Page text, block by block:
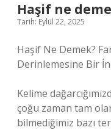
Haşif ne
Tarih: Eylül 22, 2025
Haşif Ne Demek?
Derinlemesine Bir
Kelime
çoğu zaman tam
bilmediğimiz bazı